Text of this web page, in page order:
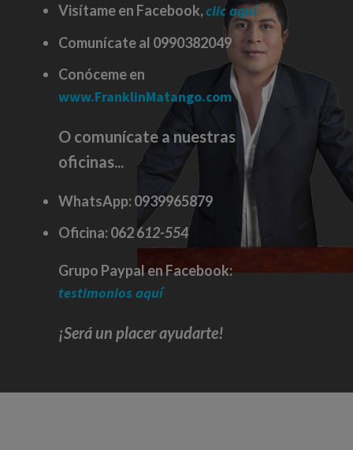
Visítame en Facebook,clic aquí
Comunícate al 0990382049
Conóceme en
www.FranklinMatango.com
O comunícate a nuestras
oficinas...
WhatsApp: 0939965879
Oficina: 062 612-554
Grupo Paypal en Facebook:
testimonios aquí
¡Será un placer ayudarte!